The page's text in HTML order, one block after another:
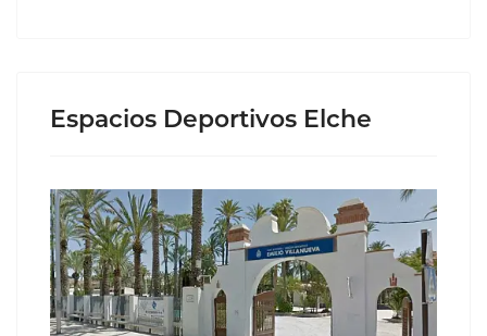
Espacios Deportivos Elche